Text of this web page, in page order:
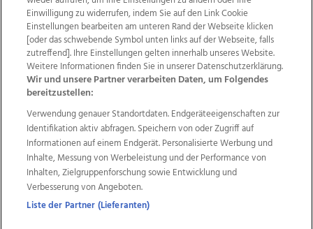
Wir über uns Mediadaten Kontakt
Jobs
Datenschutz
Impressum
AGB Anzeigekunden
AGB Website
Ehrenkodex Politische Werbung
Weitere Angebote des Medienhauses Wimmer
TV1 di-mog-i.at OÖNow
Ischler Woche
Life Radio
OÖNachrichten
OÖN Immobilien
OÖN Karriere
OÖN Reise
Promenaden Galerien
Regionaljobs
wasistlos.at wirtrauern.at
Einwilligung zu widerrufen, indem Sie auf den Link Cookie
Einstellungen bearbeiten am unteren Rand der Webseite klicken
[oder das schwebende Symbol unten links auf der Webseite, falls
zutreffend]. Ihre Einstellungen gelten innerhalb unseres Website.
Weitere Informationen finden Sie in unserer Datenschutzerklärung.
Wir und unsere Partner verarbeiten Daten, um Folgendes
bereitzustellen:
Verwendung genauer Standortdaten. Endgeräteeigenschaften zur
Identifikation aktiv abfragen. Speichern von oder Zugriff auf
Informationen auf einem Endgerät. Personalisierte Werbung und
Inhalte, Messung von Werbeleistung und der Performance von
Inhalten, Zielgruppenforschung sowie Entwicklung und
Verbesserung von Angeboten.
Liste der Partner (Lieferanten)